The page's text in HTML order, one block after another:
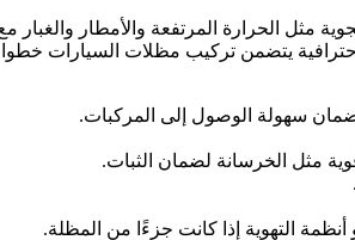
مثل الحرارة المرتفعة والأمطار
يتضمن تركيب مظلات السيارات خطوات
سهولة الوصول إلى المركبات.
مثل الخرسانة لضمان الثبات.
التهوية إذا كانت جزءًا من المظلة.